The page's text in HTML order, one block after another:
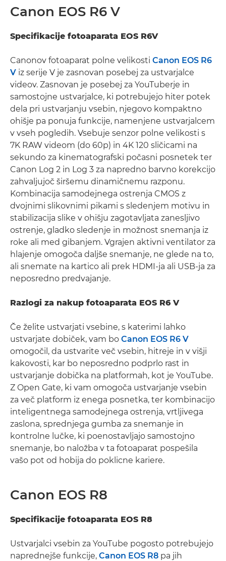
Canon EOS R6 V
Specifikacije fotoaparata EOS R6V
Canonov fotoaparat polne velikosti Canon EOS R6
V iz serije V je zasnovan posebej za ustvarjalce
videov. Zasnovan je posebej za YouTuberje in
samostojne ustvarjalce, ki potrebujejo hiter potek
dela pri ustvarjanju vsebin, njegovo kompaktno
ohišje pa ponuja funkcije, namenjene ustvarjalcem
v vseh pogledih. Vsebuje senzor polne velikosti s
7K RAW videom (do 60p) in 4K 120 sličicami na
sekundo za kinematografski počasni posnetek ter
Canon Log 2 in Log 3 za napredno barvno korekcijo
zahvaljujoč širšemu dinamičnemu razponu.
Kombinacija samodejnega ostrenja CMOS z
dvojnimi slikovnimi pikami s sledenjem motivu in
stabilizacija slike v ohišju zagotavljata zanesljivo
ostrenje, gladko sledenje in možnost snemanja iz
roke ali med gibanjem. Vgrajen aktivni ventilator za
hlajenje omogoča daljše snemanje, ne glede na to,
ali snemate na kartico ali prek HDMI-ja ali USB-ja za
neposredno predvajanje.
Razlogi za nakup fotoaparata EOS R6 V
Če želite ustvarjati vsebine, s katerimi lahko
ustvarjate dobiček, vam bo Canon EOS R6 V
omogočil, da ustvarite več vsebin, hitreje in v višji
kakovosti, kar bo neposredno podprlo rast in
ustvarjanje dobička na platformah, kot je YouTube.
Z Open Gate, ki vam omogoča ustvarjanje vsebin
za več platform iz enega posnetka, ter kombinacijo
inteligentnega samodejnega ostrenja, vrtljivega
zaslona, sprednjega gumba za snemanje in
kontrolne lučke, ki poenostavljajo samostojno
snemanje, bo naložba v ta fotoaparat pospešila
vašo pot od hobija do poklicne kariere.
Canon EOS R8
Specifikacije fotoaparata EOS R8
Ustvarjalci vsebin za YouTube pogosto potrebujejo
naprednejše funkcije, Canon EOS R8 pa jih